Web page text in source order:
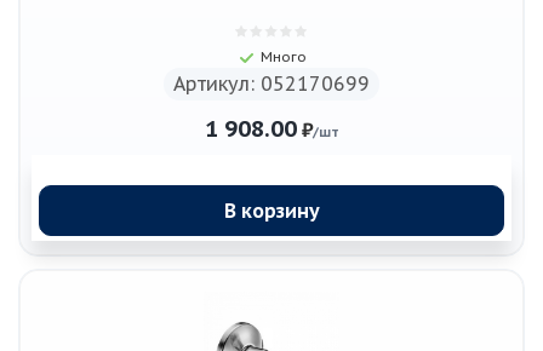
Много
Артикул: 052170699
1 908.00₽/шт
В корзину